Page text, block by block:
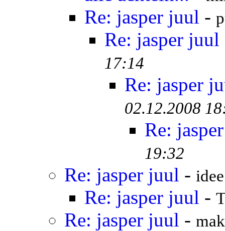
Re: jasper juul -
Re: jasper juul
17:14
Re: jasper
02.12.2008
Re:
19:32
Re: jasper juul -
Re: jasper juul -
Re: jasper juul -